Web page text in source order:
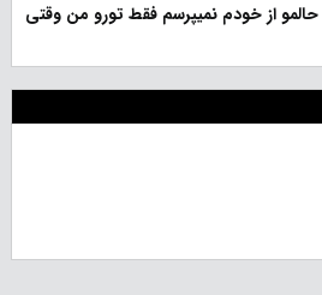
از خودم نمیپرسم فقط تورو من وقتی